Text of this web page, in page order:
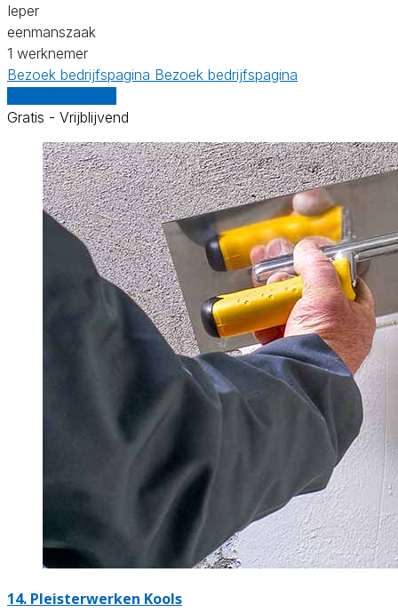
Ieper
eenmanszaak
1 werknemer
Bezoek bedrijfspagina Bezoek bedrijfspagina
Gratis - Vrijblijvend
14. Pleisterwerken Kools